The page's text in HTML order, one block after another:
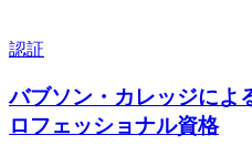
認証
バブソン・カレッジによ
ロフェッショナル資格